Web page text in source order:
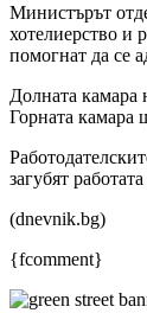
Министърът
хотелиерство и
помогнат да се
Долната камара
Горната камара
загубят
(dnevnik.bg)
{fcomment}